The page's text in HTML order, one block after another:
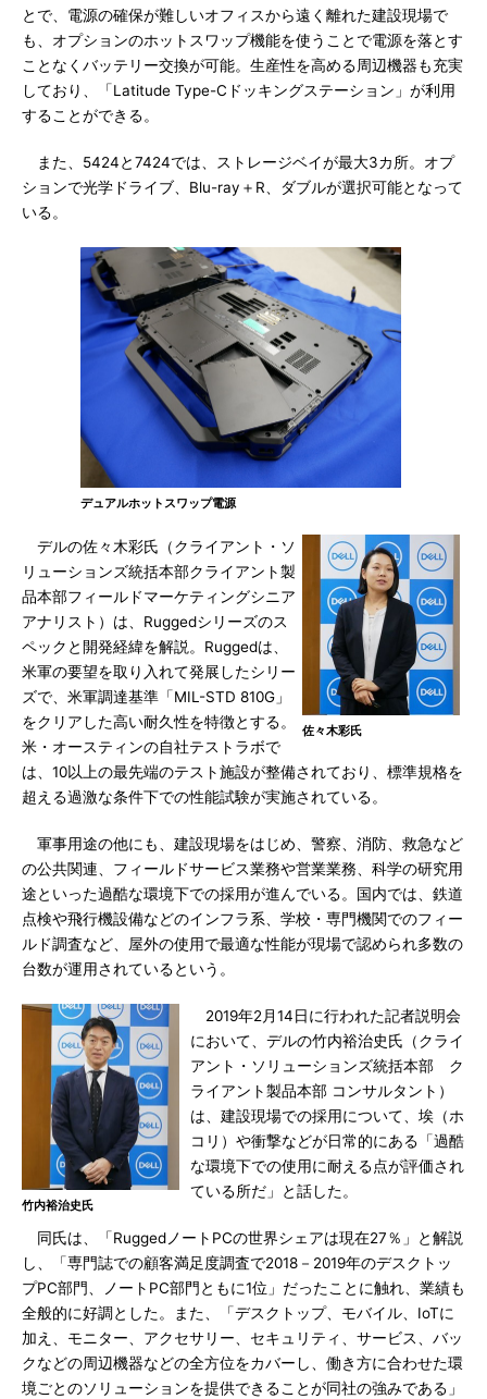
とで、電源の確保が難しいオフィスから遠く離れた建設現場で
も、オプションのホットスワップ機能を使うことで電源を落とす
ことなくバッテリー交換が可能。生産性を高める周辺機器も充実
しており、「Latitude Type-Cドッキングステーション」が利用
することができる。
また、5424と7424では、ストレージベイが最大3カ所。オプ
ションで光学ドライブ、Blu-ray＋R、ダブルが選択可能となって
いる。
デュアルホットスワップ電源
佐々木彩氏
デルの佐々木彩氏（クライアント・ソ
リューションズ統括本部クライアント製
品本部フィールドマーケティングシニア
アナリスト）は、Ruggedシリーズのス
ペックと開発経緯を解説。Ruggedは、
米軍の要望を取り入れて発展したシリー
ズで、米軍調達基準「MIL-STD 810G」
をクリアした高い耐久性を特徴とする。
米・オースティンの自社テストラボで
は、10以上の最先端のテスト施設が整備されており、標準規格を
超える過激な条件下での性能試験が実施されている。
軍事用途の他にも、建設現場をはじめ、警察、消防、救急など
の公共関連、フィールドサービス業務や営業業務、科学の研究用
途といった過酷な環境下での採用が進んでいる。国内では、鉄道
点検や飛行機設備などのインフラ系、学校・専門機関でのフィー
ルド調査など、屋外の使用で最適な性能が現場で認められ多数の
台数が運用されているという。
竹内裕治史氏
2019年2月14日に行われた記者説明会
において、デルの竹内裕治史氏（クライ
アント・ソリューションズ統括本部 ク
ライアント製品本部 コンサルタント）
は、建設現場での採用について、埃（ホ
コリ）や衝撃などが日常的にある「過酷
な環境下での使用に耐える点が評価され
ている所だ」と話した。
同氏は、「RuggedノートPCの世界シェアは現在27％」と解説
し、「専門誌での顧客満足度調査で2018－2019年のデスクトッ
プPC部門、ノートPC部門ともに1位」だったことに触れ、業績も
全般的に好調とした。また、「デスクトップ、モバイル、IoTに
加え、モニター、アクセサリー、セキュリティ、サービス、バッ
クなどの周辺機器などの全方位をカバーし、働き方に合わせた環
境ごとのソリューションを提供できることが同社の強みである」